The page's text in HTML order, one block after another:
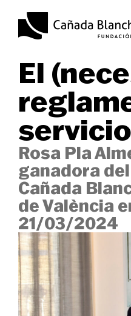
El
Rosa Pla
ganadora
Cañada
de València
21/03/2024